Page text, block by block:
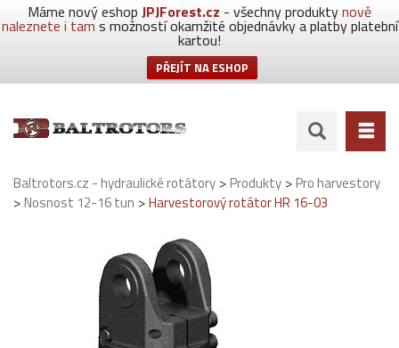
Máme nový eshop JPJForest.cz - všechny produktynově
naleznete i tams možností okamžité objednávky a platby platební
kartou!
PŘEJÍT NA ESHOP
Baltrotors.cz - hydraulické rotátory >Produkty >Pro harvestory
>Nosnost 12-16 tun >Harvestorový rotátor HR 16-03